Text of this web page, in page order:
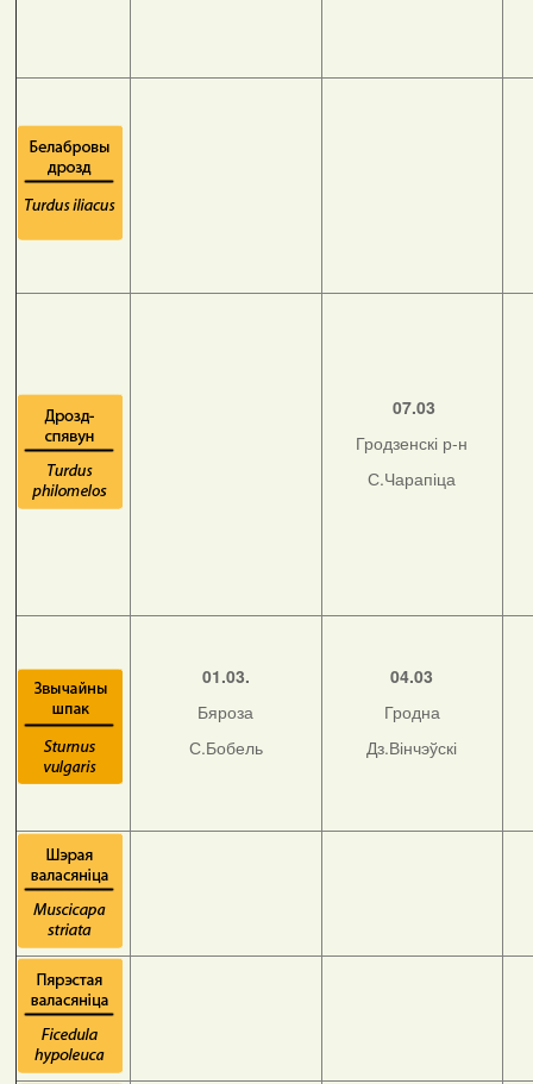
07.03
Гродзенскі р-н
С.Чарапіца
01.03.
Бяроза
С.Бобель
04.03
Гродна
Дз.Вінчэўскі